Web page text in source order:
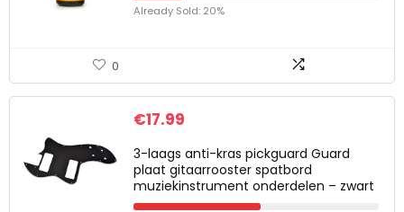
Already Sold: 20%
0
€17.99
3-laags anti-kras pickguard Guard
plaat gitaarrooster spatbord
muziekinstrument onderdelen – zwart